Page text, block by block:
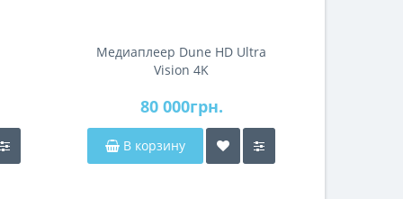
Медиаплеер Dune HD Ultra
Vision 4K
80 000грн.
В корзину